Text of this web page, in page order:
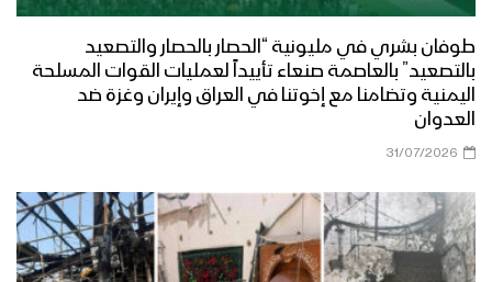
1445هـ
مدرسة كربلاء | فرقة وطن – 1445هـ
1445هـ
طوفان بشري في مليونية “الحصار بالحصار والتصعيد
بالتصعيد” بالعاصمة صنعاء تأييداً لعمليات القوات المسلحة
اليمنية وتضامنا مع إخوتنا في العراق وإيران وغزة ضد
العدوان
31/07/2026